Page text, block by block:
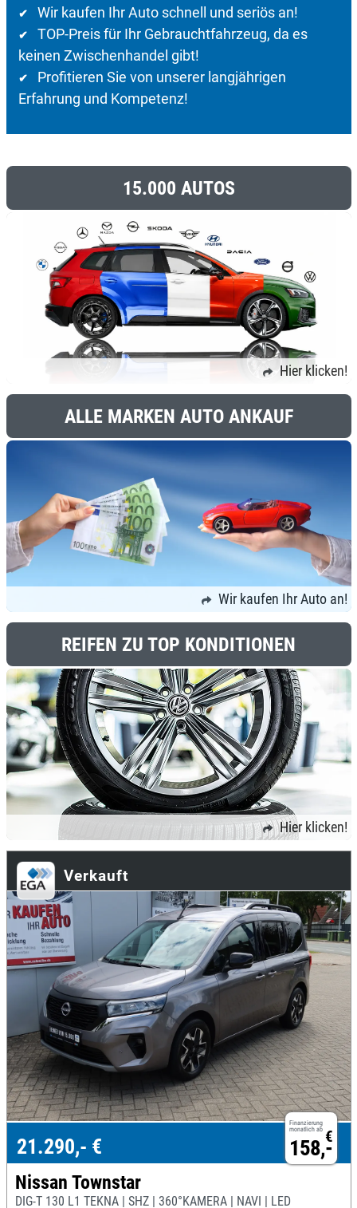
✔ Wir kaufen Ihr Auto schnell und seriös an!
✔ TOP-Preis für Ihr Gebrauchtfahrzeug, da es
keinen Zwischenhandel gibt!
✔ Profitieren Sie von unserer langjährigen
Erfahrung und Kompetenz!
15.000 AUTOS
Hier klicken!
ALLE MARKEN AUTO ANKAUF
Wir kaufen Ihr Auto an!
REIFEN ZU TOP KONDITIONEN
Hier klicken!
Verkauft
Finanzierung
monatlich ab €
158,-
21.290,- €
Nissan Townstar
DIG-T 130 L1 TEKNA | SHZ | 360°KAMERA | NAVI | LED